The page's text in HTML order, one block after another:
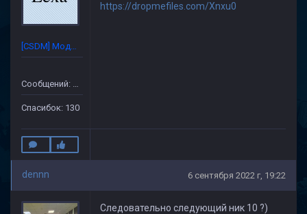
[CSDM] Модератор
Сообщений: 632
Спасибок: 130
https://dropmefiles.com/Xnxu0
dennn 6 сентября 2022 г, 19:22
Следовательно следующий ник 10 ?)